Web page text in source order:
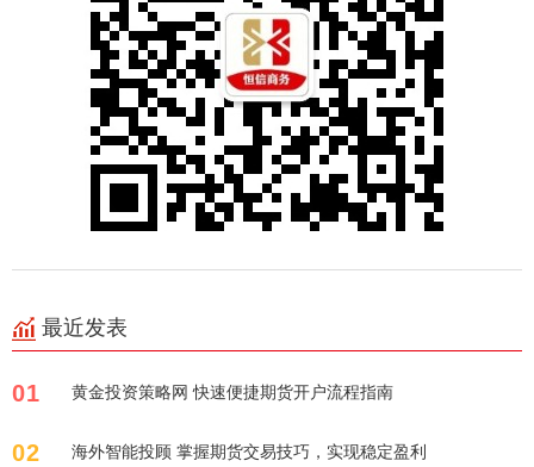
最近发表
01 黄金投资策略网 快速便捷期货开户流程指南
02 海外智能投顾 掌握期货交易技巧，实现稳定盈利